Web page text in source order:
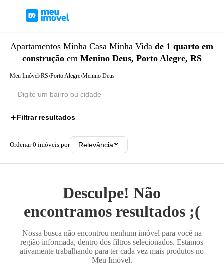
Apartamentos Minha Casa Minha Vida de 1 quarto em
construção em Menino Deus, Porto Alegre, RS
Meu Imóvel›RS›Porto Alegre›Menino Deus
Filtrar resultados
Ordenar0 imóveis por Relevância
Desculpe! Não
encontramos resultados ;(
Nossa busca não encontrou nenhum imóvel para você na
região informada, dentro dos filtros selecionados. Estamos
ativamente trabalhando para ter cada vez mais produtos no
Meu Imóvel.